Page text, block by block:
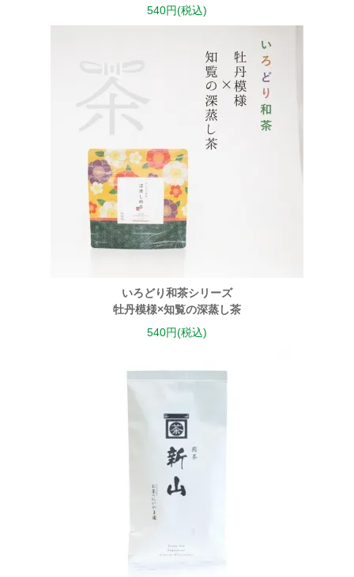
540円(税込)
いろどり和茶シリーズ
牡丹模様×知覧の深蒸し茶
540円(税込)